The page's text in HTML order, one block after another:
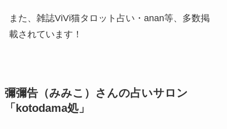
また、雑誌ViVi猫タロット占い・anan等、多数掲
載されています！
彌彌告（みみこ）
さんの占いサロン
「kotodama処」